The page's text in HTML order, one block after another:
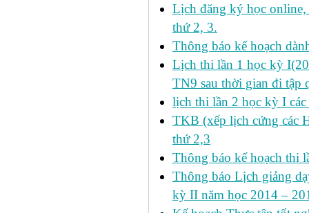
Lịch đăng ký học
thứ 2, 3.
Thông báo kế hoạch
Lịch thi lần 1 học kỳ
TN9 sau thời gian đi tập
lịch thi lần 2 học kỳ I
TKB (xếp lịch cứng các
thứ 2,3
Thông báo kế hoạch thi
Thông báo Lịch giảng
kỳ II năm học 2014 –